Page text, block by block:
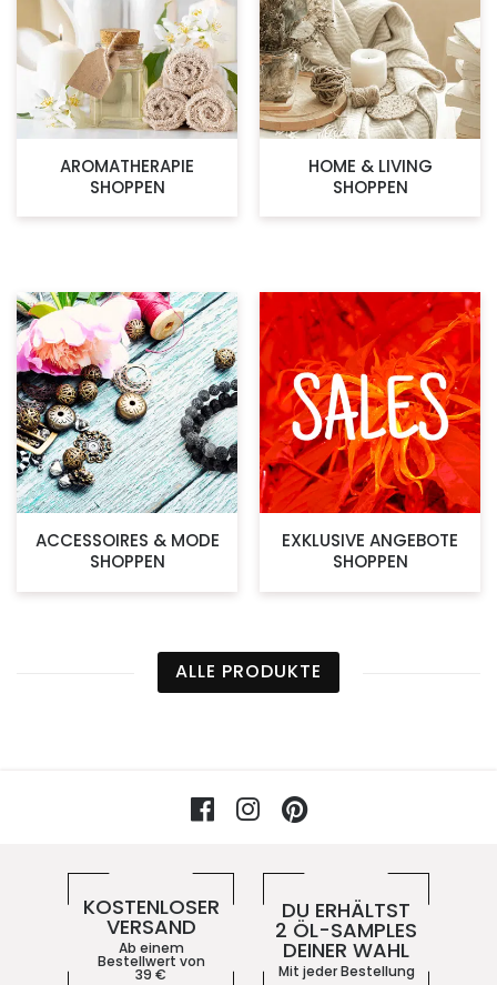
AROMATHERAPIE
SHOPPEN
HOME & LIVING
SHOPPEN
ACCESSOIRES & MODE
SHOPPEN
EXKLUSIVE ANGEBOTE
SHOPPEN
ALLE PRODUKTE
FacebookInstagram
KOSTENLOSER
VERSAND
Ab einem
Bestellwert von
39 €
DU ERHÄLTST
2 ÖL-SAMPLES
DEINER WAHL
Mit jeder Bestellung